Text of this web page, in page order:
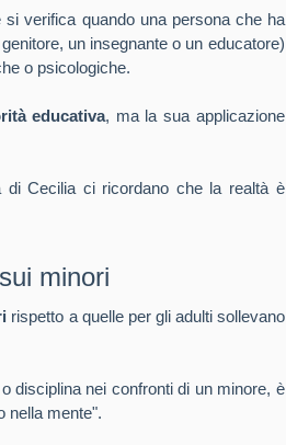
verifica quando una persona che ha
un insegnante o un educatore)
o psicologiche.
educativa, ma la sua applicazione
di Cecilia ci ricordano che la realtà è
minori
rispetto a quelle per gli adulti sollevano
disciplina nei confronti di un minore, è
nella mente".